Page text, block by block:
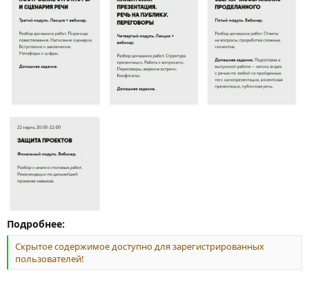
Подробнее:
Скрытое содержимое доступно для зарегистрированных
пользователей!